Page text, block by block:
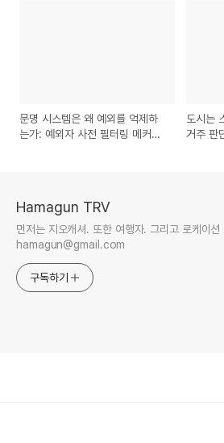
문명 시스템은 왜 예외를 억제하
는가: 예외자 사전 필터링 메커니
도시는
거주 판
Hamagun TRV
먼저는 지오캐셔. 또한 여행자. 그리고 로케이션
hamagun@gmail.com
구독하기